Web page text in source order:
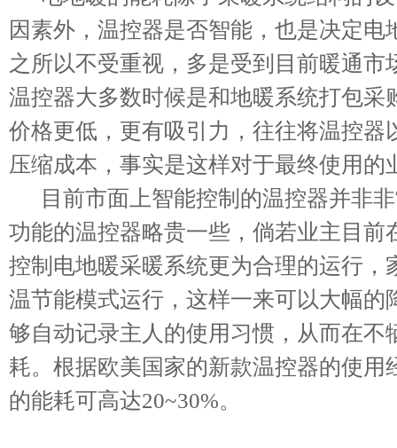
因素外，温控器是否智能，也是决定
之所以不受重视，多是受到目前暖通
温控器大多数时候是和地暖系统打包
价格更低，更有吸引力，往往将温控
压缩成本，事实是这样对于最终使用的
目前市面上智能控制的温控器并非
功能的温控器略贵一些，倘若业主目
控制电地暖采暖系统更为合理的运行
温节能模式运行，这样一来可以大幅
够自动记录主人的使用习惯，从而在
耗。根据欧美国家的新款温控器的使
的能耗可高达20~30%。